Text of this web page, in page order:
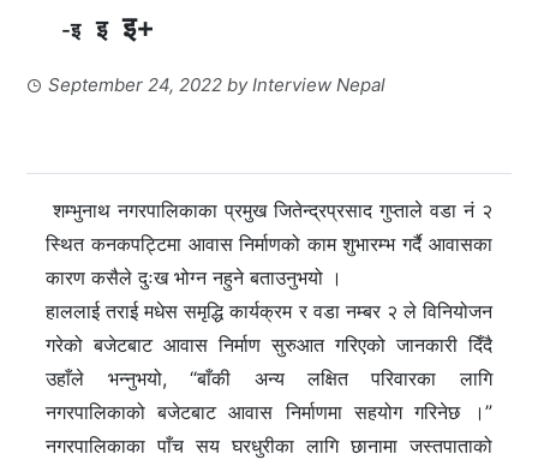
-इ इ इ+
September 24, 2022 byInterview Nepal
शम्भुनाथ नगरपालिकाका प्रमुख जितेन्द्रप्रसाद गुप्ताले वडा नं २
स्थित कनकपट्टिमा आवास निर्माणको काम शुभारम्भ गर्दै आवासका
कारण कसैले दुःख भोग्न नहुने बताउनुभयो ।
हाललाई तराई मधेस समृद्धि कार्यक्रम र वडा नम्बर २ ले विनियोजन
गरेको बजेटबाट आवास निर्माण सुरुआत गरिएको जानकारी दिँदै
उहाँले भन्नुभयो, “बाँकी अन्य लक्षित परिवारका लागि
नगरपालिकाको बजेटबाट आवास निर्माणमा सहयोग गरिनेछ ।”
नगरपालिकाका पाँच सय घरधुरीका लागि छानामा जस्तपाताको